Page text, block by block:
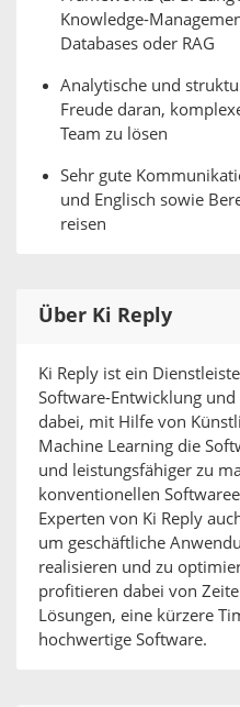
Knowledge-
Databases oder RAG
Analytische und
Freude daran,
Team zu lösen
Sehr gute
und Englisch sowie
reisen
Über Ki Reply
Ki Reply ist ein
Software-Entwicklung
dabei, mit Hilfe von
Machine Learning die
und leistungsfähiger zu
konventionellen
Experten von Ki Reply
um geschäftliche
realisieren und zu
profitieren dabei von
Lösungen, eine kürzere
hochwertige Software.